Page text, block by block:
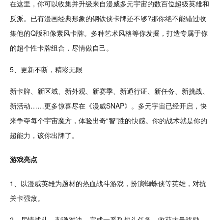
在这里，你可以收集并升级来自漫威多元宇宙的数百位超级英雄和
反派。已有漫画经典形象的钢铁侠卡牌还不够?那你绝不能错过收
集他的Q版和像素风卡牌。多种艺术风格等你发掘，打造专属于你
的超个性卡牌组合，尽情做自己。
5、更新不断，精彩无限
新卡牌、新区域、新外观、新赛季、新通行证、新任务、新挑战、
新活动……更多惊喜尽在《漫威SNAP》。多元宇宙已经开启，快
来争夺每个宇宙魔方 ，体验出奇“智”胜的快感。你的战术就是你的
超能力 ，该你出牌了。
游戏亮点
1、以漫威英雄为题材的热血战斗游戏，扮演蜘蛛侠等英雄， 对抗
关卡强敌。